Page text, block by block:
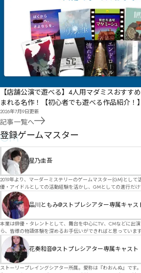
【店舗公演で遊べる】4人用マダミスおすす
まれる名作！【初心者でも遊べる作品紹介！】
2026年7月9日更新
記事一覧へ
GM
登録ゲームマスター
星乃圭吾
2019年より、マーダーミステリーのゲームマスター(GM)として活動を
優・アイドルとしての活動経験を活かし、GMとしての進行だ
ら、お客様に物語の世界へ入り込んでいただくような演出・サービ
身でも作品制作を行っているので、作家さんが作品に込めた想
品の魅力をお客様に届けられるような公演を心がけています。 参加してくださる皆様がどんなエン
ディングを迎えるのか、どんな物語が生まれるのかを想像しな
に大好きです！ 対応可能作品は、オフライン（対面）作品のみとなります。 得意分野をひとつ挙げ
るなら恋愛もの（恋愛要素を含むシナリオ）ですが、ファンタ
ジャンルを問わず幅広く対応可能です！お任せください！ 《所属団体・店舗》 ★ Lanbelysma -ラン
ビリズマ- (代表・制作・GM) ★ ストーリープレイングシアター (GM) ★ フィネガンズ ウェイク
(GM)
品川ともみ@ストプレシアター専属キャス
本業は俳優・タレントとして、舞台を中心にTV、CMなどに出演しています。 役
ら、皆様の物語体験を深めるお手伝いができればと思っています。 https://x.com/
s=11 活動内容はSNSにて投稿しています。 SPT所属。 ストーリープレイングシアター「星詠みの
標」にてGMデビュー。 ボードゲーム×体感型演劇 イマーシブ
演中。
花奏和音@ストプレシアター専属キャスト
ストーリープレイングシアター所属。愛称は『わおんぬ』です